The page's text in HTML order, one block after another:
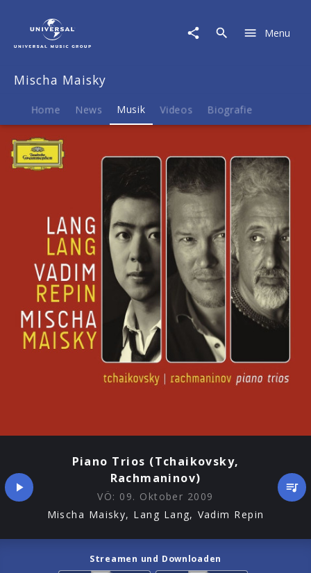
Musik
Piano
(Tchaikovsky,
Rachmaninov)
Menu
Mischa Maisky
Home News Musik Videos Biografie
Piano Trios (Tchaikovsky,
Rachmaninov)
VÖ: 09. Oktober 2009
Mischa Maisky, Lang Lang, Vadim Repin
Streamen und Downloaden